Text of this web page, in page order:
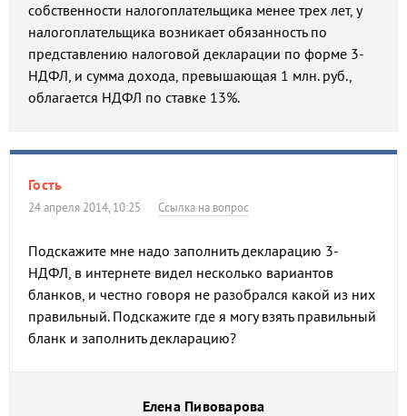
собственности налогоплательщика менее трех лет, у
налогоплательщика возникает обязанность по
представлению налоговой декларации по форме 3-
НДФЛ, и сумма дохода, превышающая 1 млн. руб.,
облагается НДФЛ по ставке 13%.
Гость
24 апреля 2014, 10:25 Ссылка на вопрос
Подскажите мне надо заполнить декларацию 3-
НДФЛ, в интернете видел несколько вариантов
бланков, и честно говоря не разобрался какой из них
правильный. Подскажите где я могу взять правильный
бланк и заполнить декларацию?
Елена Пивоварова